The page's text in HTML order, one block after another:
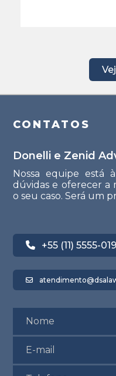
CONTATOS
Donelli e Zenid
Nossa equipe está
dúvidas e oferecer a
o seu caso. Será um
+55 (11) 5555-